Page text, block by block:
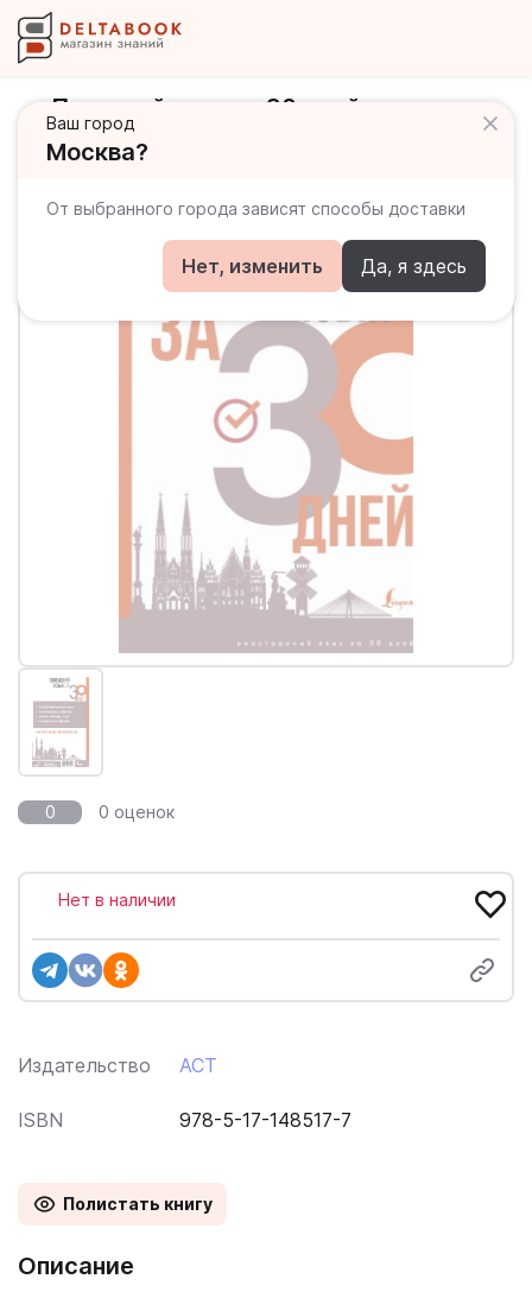
Ваш город
Москва?
От выбранного города зависят способы доставки
Нет, изменить Да, я здесь
Польский язык за 30 дней.
Самоучитель
0 0 оценок
Издательство АСТ
ISBN 978-5-17-148517-7
Полистать книгу
Нет в наличии
Описание